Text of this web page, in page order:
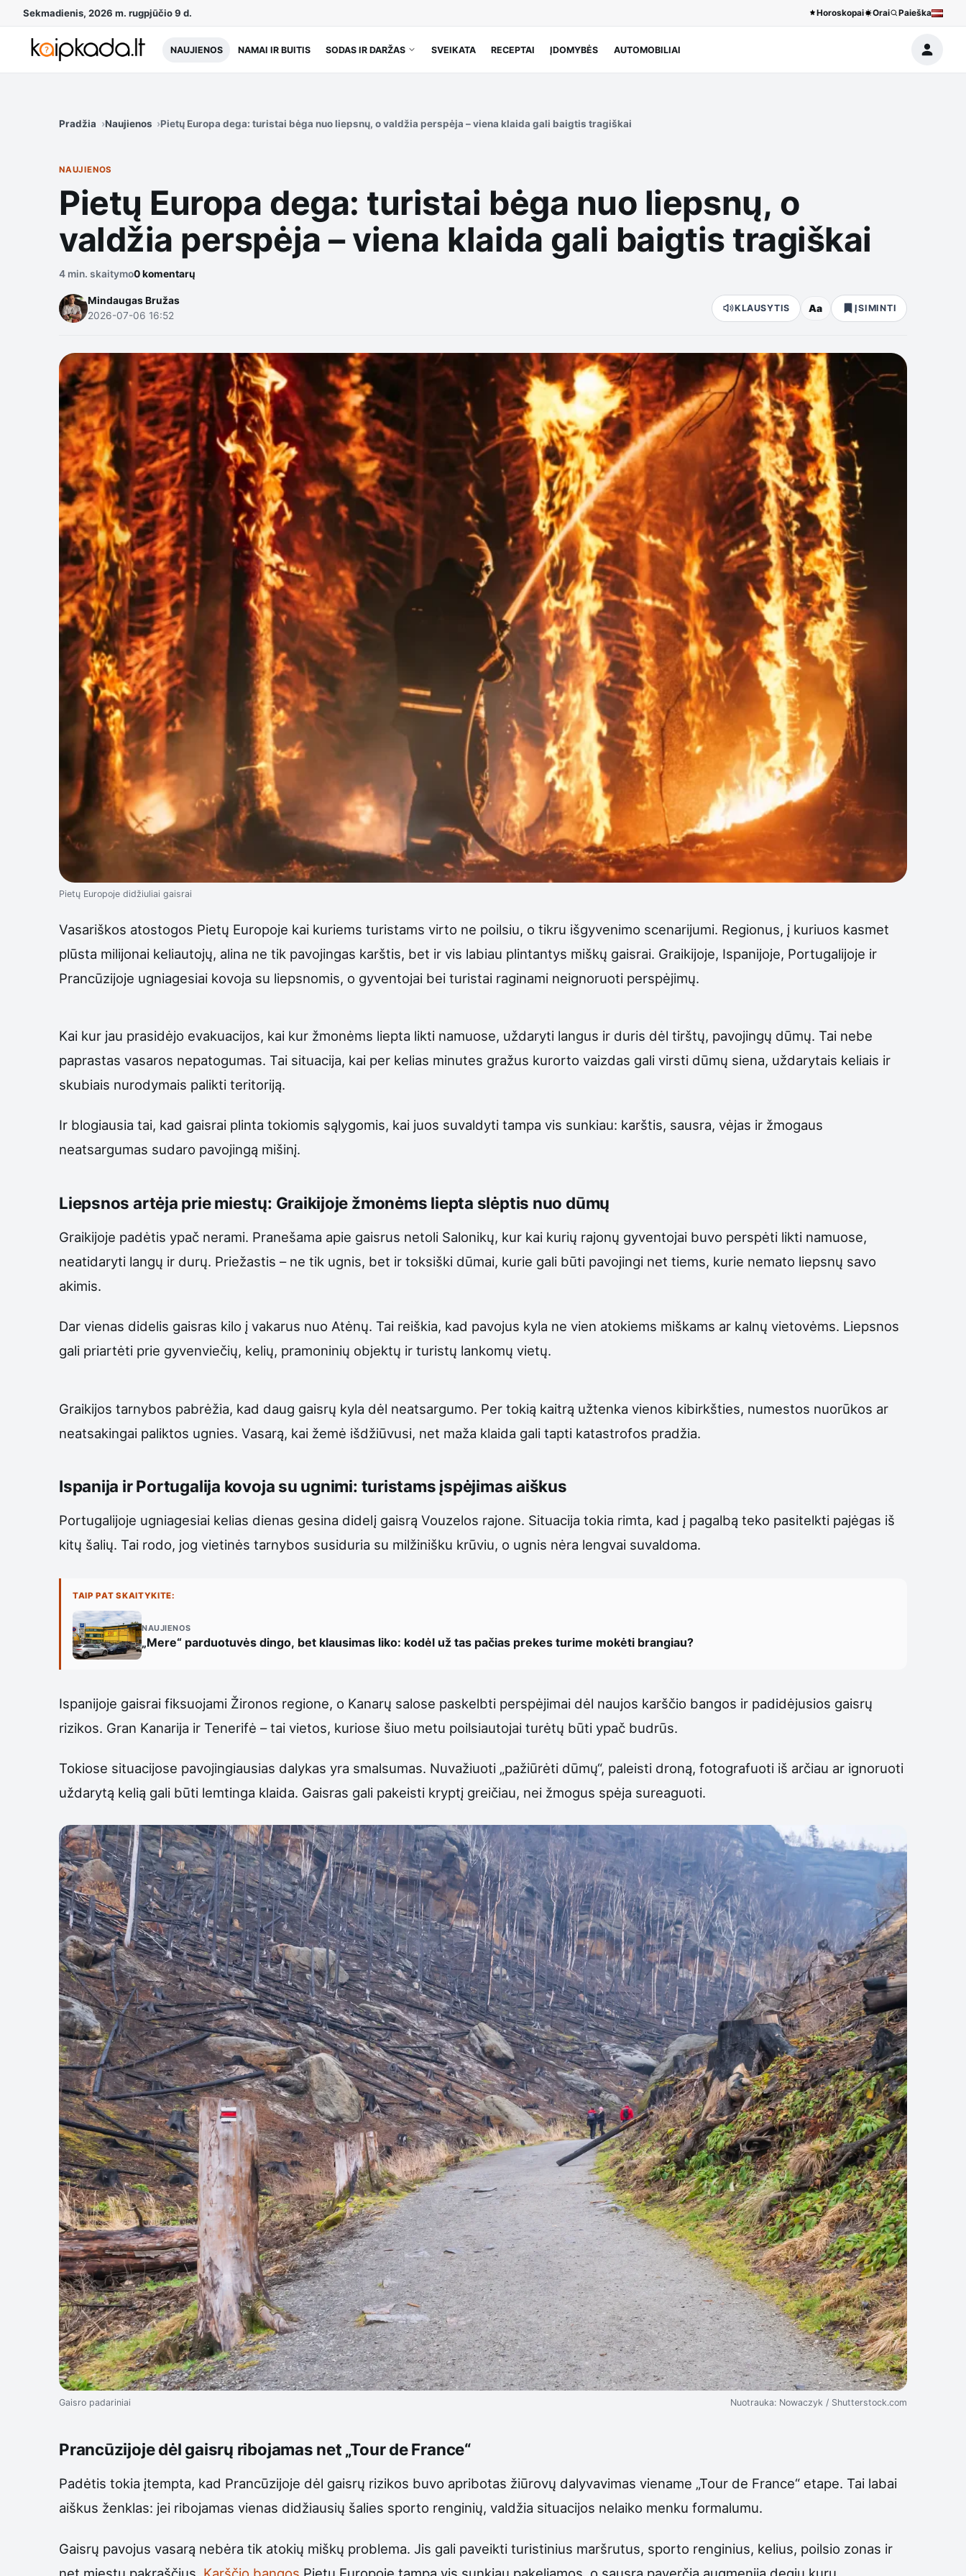
Sekmadienis, 2026 m. rugpjūčio 9 d. Horoskopai Orai Paieška
NAUJIENOS NAMAI IR BUITIS SODAS IR DARŽAS SVEIKATA RECEPTAI ĮDOMYBĖS AUTOMOBILIAI
Pradžia Naujienos Pietų Europa dega: turistai bėga nuo liepsnų, o valdžia perspėja – viena klaida gali baigtis tragiškai
NAUJIENOS
Pietų Europa dega: turistai bėga nuo liepsnų, o
valdžia perspėja – viena klaida gali baigtis tragiškai
4 min. skaitymo0 komentarų
Mindaugas Bružas
2026-07-06 16:52
KLAUSYTIS Aa ĮSIMINTI
Pietų Europoje didžiuliai gaisrai
Vasariškos atostogos Pietų Europoje kai kuriems turistams virto ne poilsiu, o tikru išgyvenimo scenarijumi. Regionus, į kuriuos kasmet
plūsta milijonai keliautojų, alina ne tik pavojingas karštis, bet ir vis labiau plintantys miškų gaisrai. Graikijoje, Ispanijoje, Portugalijoje ir
Prancūzijoje ugniagesiai kovoja su liepsnomis, o gyventojai bei turistai raginami neignoruoti perspėjimų.
Kai kur jau prasidėjo evakuacijos, kai kur žmonėms liepta likti namuose, uždaryti langus ir duris dėl tirštų, pavojingų dūmų. Tai nebe
paprastas vasaros nepatogumas. Tai situacija, kai per kelias minutes gražus kurorto vaizdas gali virsti dūmų siena, uždarytais keliais ir
skubiais nurodymais palikti teritoriją.
Ir blogiausia tai, kad gaisrai plinta tokiomis sąlygomis, kai juos suvaldyti tampa vis sunkiau: karštis, sausra, vėjas ir žmogaus
neatsargumas sudaro pavojingą mišinį.
Liepsnos artėja prie miestų: Graikijoje žmonėms liepta slėptis nuo dūmų
Graikijoje padėtis ypač nerami. Pranešama apie gaisrus netoli Salonikų, kur kai kurių rajonų gyventojai buvo perspėti likti namuose,
neatidaryti langų ir durų. Priežastis – ne tik ugnis, bet ir toksiški dūmai, kurie gali būti pavojingi net tiems, kurie nemato liepsnų savo
akimis.
Dar vienas didelis gaisras kilo į vakarus nuo Atėnų. Tai reiškia, kad pavojus kyla ne vien atokiems miškams ar kalnų vietovėms. Liepsnos
gali priartėti prie gyvenviečių, kelių, pramoninių objektų ir turistų lankomų vietų.
Graikijos tarnybos pabrėžia, kad daug gaisrų kyla dėl neatsargumo. Per tokią kaitrą užtenka vienos kibirkšties, numestos nuorūkos ar
neatsakingai paliktos ugnies. Vasarą, kai žemė išdžiūvusi, net maža klaida gali tapti katastrofos pradžia.
Ispanija ir Portugalija kovoja su ugnimi: turistams įspėjimas aiškus
Portugalijoje ugniagesiai kelias dienas gesina didelį gaisrą Vouzelos rajone. Situacija tokia rimta, kad į pagalbą teko pasitelkti pajėgas iš
kitų šalių. Tai rodo, jog vietinės tarnybos susiduria su milžinišku krūviu, o ugnis nėra lengvai suvaldoma.
TAIP PAT SKAITYKITE:
NAUJIENOS
„Mere“ parduotuvės dingo, bet klausimas liko: kodėl už tas pačias prekes turime mokėti brangiau?
Ispanijoje gaisrai fiksuojami Žironos regione, o Kanarų salose paskelbti perspėjimai dėl naujos karščio bangos ir padidėjusios gaisrų
rizikos. Gran Kanarija ir Tenerifė – tai vietos, kuriose šiuo metu poilsiautojai turėtų būti ypač budrūs.
Tokiose situacijose pavojingiausias dalykas yra smalsumas. Nuvažiuoti „pažiūrėti dūmų“, paleisti droną, fotografuoti iš arčiau ar ignoruoti
uždarytą kelią gali būti lemtinga klaida. Gaisras gali pakeisti kryptį greičiau, nei žmogus spėja sureaguoti.
Gaisro padariniai Nuotrauka: Nowaczyk / Shutterstock.com
Prancūzijoje dėl gaisrų ribojamas net „Tour de France“
Padėtis tokia įtempta, kad Prancūzijoje dėl gaisrų rizikos buvo apribotas žiūrovų dalyvavimas viename „Tour de France“ etape. Tai labai
aiškus ženklas: jei ribojamas vienas didžiausių šalies sporto renginių, valdžia situacijos nelaiko menku formalumu.
Gaisrų pavojus vasarą nebėra tik atokių miškų problema. Jis gali paveikti turistinius maršrutus, sporto renginius, kelius, poilsio zonas ir
net miestų pakraščius. Karščio bangos Pietų Europoje tampa vis sunkiau pakeliamos, o sausra paverčia augmeniją degiu kuru.